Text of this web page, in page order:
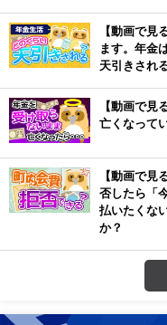
【動画で見
ます。年金
天引きされ
【動画で見
亡くなって
【動画で見
否したら「
払いたくな
か？